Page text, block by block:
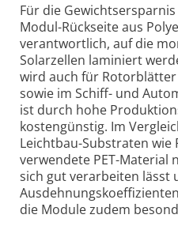
Für die
Modul-Rückseite aus
verant­wortlich, auf die
Solarzellen lami­niert
wird auch für
sowie im Schiff- und
ist durch hohe
kosten­günstig. Im
Leichtbau-Substraten wie
verwendete PET-Material
sich gut verar­beiten lässt
die Module zudem